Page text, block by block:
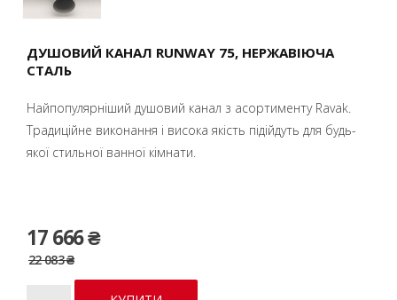
ДУШОВИЙ КАНАЛ RUNWAY 75, НЕРЖАВІЮЧА
СТАЛЬ
Найпопулярніший душовий канал з асортименту Ravak.
Традиційне виконання і висока якість підійдуть для будь-
якої стильної ванної кімнати.
17 666 ₴
22 083 ₴